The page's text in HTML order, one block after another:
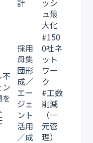
計
ッシ
ュ最
大化
ン
採用
母集
団形
成／
エー
ジェ
ント
活用
／成
#150
0社ネ
ット
ワー
ク
#工数
削減
（一
元管
理）